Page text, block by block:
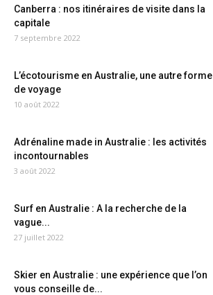
Canberra : nos itinéraires de visite dans la
capitale
7 septembre 2022
L’écotourisme en Australie, une autre forme
de voyage
10 août 2022
Adrénaline made in Australie : les activités
incontournables
3 août 2022
Surf en Australie : A la recherche de la
vague...
27 juillet 2022
Skier en Australie : une expérience que l’on
vous conseille de...